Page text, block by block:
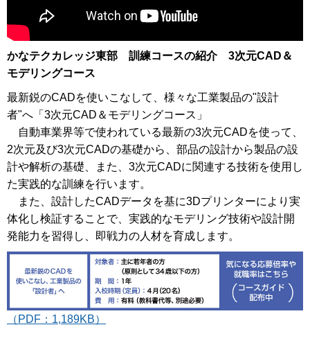
かなテクカレッジ東部 訓練コースの紹介 3次元CAD＆
モデリングコース
最新鋭のCADを使いこなして、様々な工業製品の"設計
者"へ「3次元CAD＆モデリングコース」
自動車業界等で使われている最新の3次元CADを使って、
2次元及び3次元CADの基礎から、部品の設計から製品の設
計や解析の基礎、また、3次元CADに関連する技術を使用し
た実践的な訓練を行います。
また、設計したCADデータを基に3Dプリンターにより実
体化し検証することで、実践的なモデリング技術や設計開
発能力を習得し、即戦力の人材を育成します。
（PDF：1,189KB）